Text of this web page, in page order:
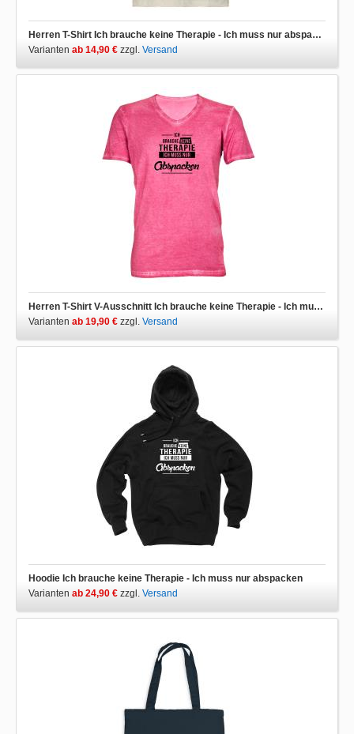
Herren T-Shirt Ich brauche keine Therapie - Ich muss nur abspacken
Varianten ab 14,90 € zzgl. Versand
Herren T-Shirt V-Ausschnitt Ich brauche keine Therapie - Ich muss nur abspacken
Varianten ab 19,90 € zzgl. Versand
Hoodie Ich brauche keine Therapie - Ich muss nur abspacken
Varianten ab 24,90 € zzgl. Versand